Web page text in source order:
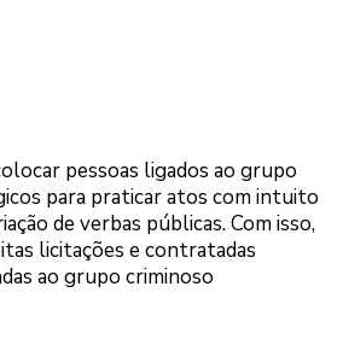
pessoas ligados ao grupo
para praticar atos com intuito
de verbas públicas. Com isso,
licitações e contratadas
ao grupo criminoso